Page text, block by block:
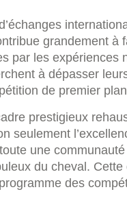
grandement à
par les expériences
à dépasser
de premier
prestigieux
seulement
une
du cheval.
des